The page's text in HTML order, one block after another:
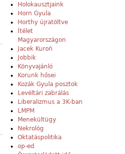
Holokausztjaink
Horn Gyula
Horthy újratöltve
Ítélet
Magyarországon
Jacek Kuroń
Jobbik
Könyvajánló
Korunk hősei
Kozák Gyula posztok
Levéltári zabrálás
Liberalizmus a 3K-ban
LMPM
Menekültügy
Nekrológ
Oktatáspolitika
op-ed